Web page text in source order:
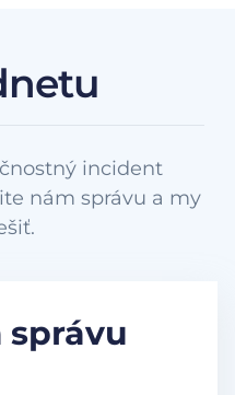
incident
nám správu a my
správu